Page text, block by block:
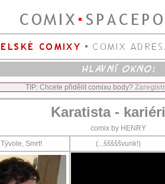
TIP: Chcete přidělit comixu body?
Karatista -
comix by HENRY
Tývole, Smrt!
(...šššššvunk!)